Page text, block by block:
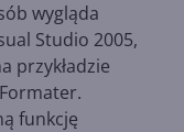
wygląda
Studio 2005,
przykładzie
funkcję